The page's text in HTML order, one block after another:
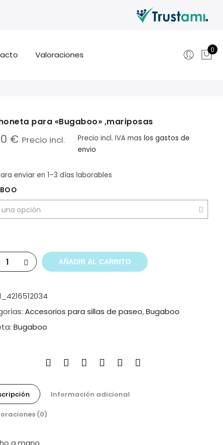
Valoraciones 0
para «Bugaboo» ,mariposas
€ Precio incl.
Precio incl. IVAmaslos gastos de
envio
enviar en 1–3 días laborables
AÑADIR AL CARRITO
Accesorios para sillas de paseo,Bugaboo
Bugaboo
Información adicional
(0)
a mano